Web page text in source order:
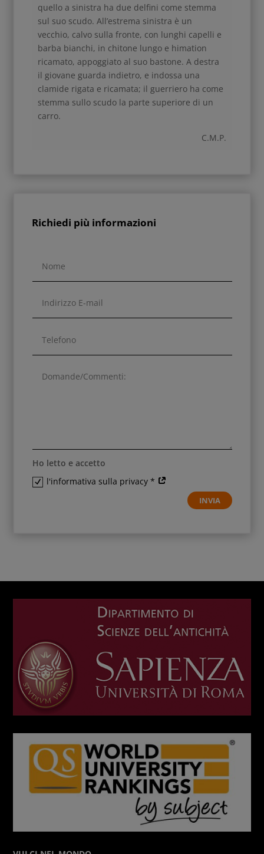
quello a sinistra ha due delfini come stemma
sul suo scudo. All’estrema sinistra è un
vecchio, calvo sulla fronte, con lunghi capelli e
barba bianchi, in chitone lungo e himation
ricamato, appoggiato al suo bastone. A destra
il giovane guarda indietro, e indossa una
clamide rigata e ricamata; il guerriero ha come
stemma sullo scudo la parte superiore di un
carro.
C.M.P.
Richiedi più informazioni
Ho letto e accetto
l'informativa sulla privacy *
INVIA